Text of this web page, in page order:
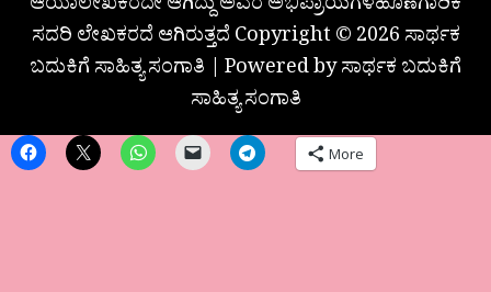
ಆಯಾಲೇಖಕರದೇ ಆಗಿದ್ದು ಅವರ ಅಭಿಪ್ರಾಯಗಳಹೊಣೆಗಾರಿಕೆ
ಸದರಿ ಲೇಖಕರದೆ ಆಗಿರುತ್ತದೆ Copyright © 2026 ಸಾರ್ಥಕ
ಬದುಕಿಗೆ ಸಾಹಿತ್ಯ ಸಂಗಾತಿ | Powered by ಸಾರ್ಥಕ ಬದುಕಿಗೆ
ಸಾಹಿತ್ಯ ಸಂಗಾತಿ
More